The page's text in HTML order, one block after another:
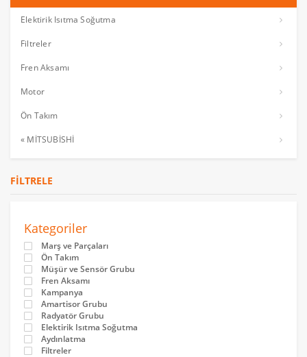
Elektirik Isıtma Soğutma
Filtreler
Fren Aksamı
Motor
Ön Takım
« MİTSUBİSHİ
FILTRELE
Kategoriler
Marş ve Parçaları
Ön Takım
Müşür ve Sensör Grubu
Fren Aksamı
Kampanya
Amartisor Grubu
Radyatör Grubu
Elektirik Isıtma Soğutma
Aydınlatma
Filtreler